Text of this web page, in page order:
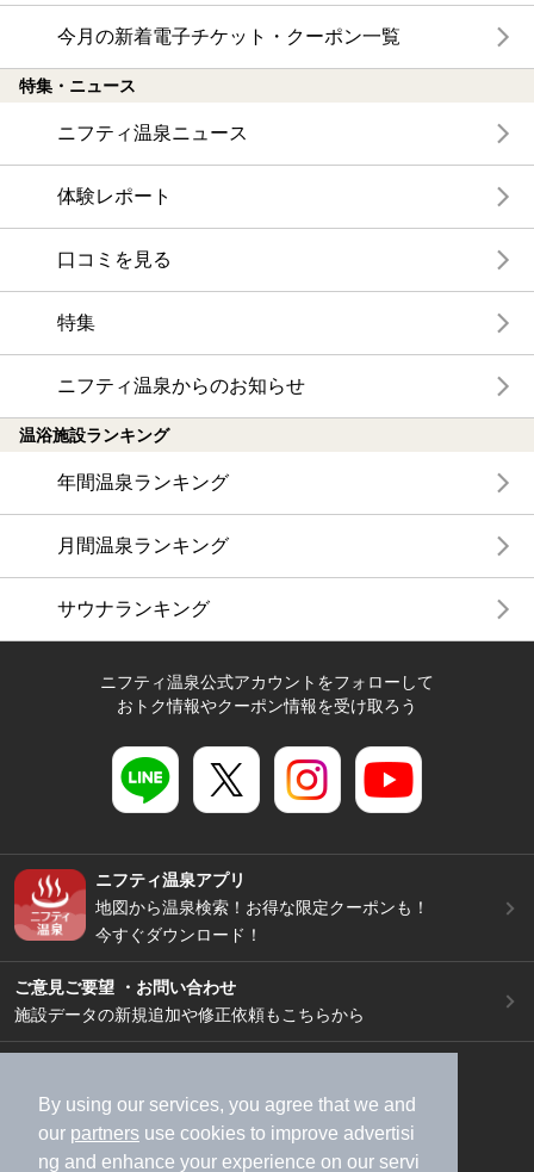
By using our services, you agree that we and
our partners use cookies to improve advertisi
ng and enhance your experience on our servi
今月の新着電子チケット・クーポン一覧
特集・ニュース
ニフティ温泉ニュース
体験レポート
口コミを見る
特集
ニフティ温泉からのお知らせ
温浴施設ランキング
年間温泉ランキング
月間温泉ランキング
サウナランキング
ニフティ温泉公式アカウントをフォローして
おトク情報やクーポン情報を受け取ろう
ニフティ温泉アプリ
地図から温泉検索！お得な限定クーポンも！
今すぐダウンロード！
ご意見ご要望 ・お問い合わせ
施設データの新規追加や修正依頼もこちらから
加盟店募集（資料請求）
広告出稿のご案内
利用規約
ライフスタイルMEMBERS+規約